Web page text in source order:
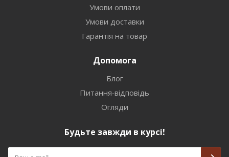
Умови оплати
Умови доставки
Гарантія на товар
Допомога
Блог
Питання-відповідь
Огляди
Будьте завжди в курсі!